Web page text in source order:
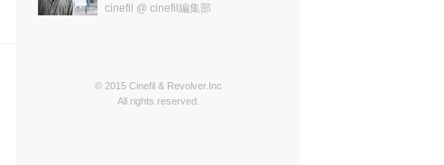
サー）
cinefil @ cinefil編集部
© 2015 Cinefil & Revolver.Inc
All rights reserved.